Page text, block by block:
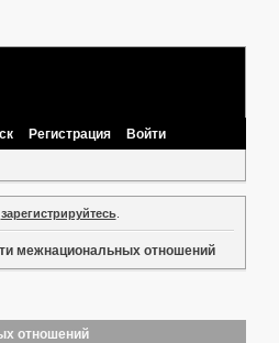
Регистрация Войти
зарегистрируйтесь.
межнациональных отношений
отношений